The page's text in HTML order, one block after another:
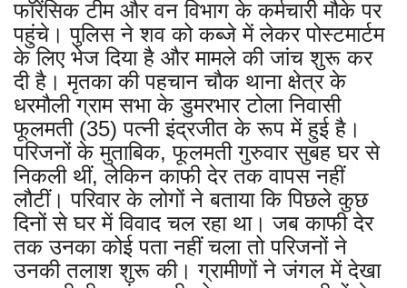
फॉरेंसिक टीम और वन विभाग के कर्मचारी मौके पर
पहुंचे। पुलिस ने शव को कब्जे में लेकर पोस्टमार्टम
के लिए भेज दिया है और मामले की जांच शुरू कर
दी है। मृतका की पहचान चौक थाना क्षेत्र के
धरमौली ग्राम सभा के डुमरभार टोला निवासी
फूलमती (35) पत्नी इंद्रजीत के रूप में हुई है।
परिजनों के मुताबिक, फूलमती गुरुवार सुबह घर से
निकली थीं, लेकिन काफी देर तक वापस नहीं
लौटीं। परिवार के लोगों ने बताया कि पिछले कुछ
दिनों से घर में विवाद चल रहा था। जब काफी देर
तक उनका कोई पता नहीं चला तो परिजनों ने
उनकी तलाश शुरू की। ग्रामीणों ने जंगल में देखा